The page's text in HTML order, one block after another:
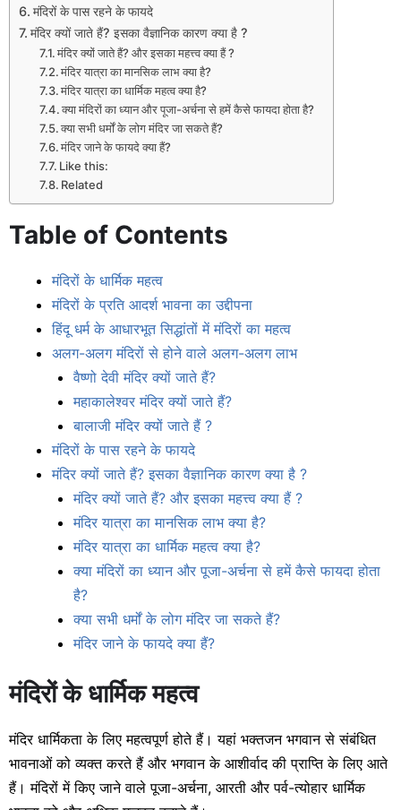
मंदिरों के पास रहने के फायदे
मंदिर क्यों जाते हैं? इसका वैज्ञानिक कारण क्या है ?
मंदिर क्यों जाते हैं? और इसका महत्त्व क्या हैं ?
मंदिर यात्रा का मानसिक लाभ क्या है?
मंदिर यात्रा का धार्मिक महत्व क्या है?
क्या मंदिरों का ध्यान और पूजा-अर्चना से हमें कैसे फायदा होता है?
क्या सभी धर्मों के लोग मंदिर जा सकते हैं?
मंदिर जाने के फायदे क्या हैं?
Like this:
Related
Table of Contents
मंदिरों के धार्मिक महत्व
मंदिरों के प्रति आदर्श भावना का उद्दीपना
हिंदू धर्म के आधारभूत सिद्धांतों में मंदिरों का महत्व
अलग-अलग मंदिरों से होने वाले अलग-अलग लाभ
वैष्णो देवी मंदिर क्यों जाते हैं?
महाकालेश्वर मंदिर क्यों जाते हैं?
बालाजी मंदिर क्यों जाते हैं ?
मंदिरों के पास रहने के फायदे
मंदिर क्यों जाते हैं? इसका वैज्ञानिक कारण क्या है ?
मंदिर क्यों जाते हैं? और इसका महत्त्व क्या हैं ?
मंदिर यात्रा का मानसिक लाभ क्या है?
मंदिर यात्रा का धार्मिक महत्व क्या है?
क्या मंदिरों का ध्यान और पूजा-अर्चना से हमें कैसे फायदा होता
है?
क्या सभी धर्मों के लोग मंदिर जा सकते हैं?
मंदिर जाने के फायदे क्या हैं?
मंदिरों के धार्मिक महत्व
मंदिर धार्मिकता के लिए महत्वपूर्ण होते हैं। यहां भक्तजन भगवान से संबंधित
भावनाओं को व्यक्त करते हैं और भगवान के आशीर्वाद की प्राप्ति के लिए आते
हैं। मंदिरों में किए जाने वाले पूजा-अर्चना, आरती और पर्व-त्योहार धार्मिक